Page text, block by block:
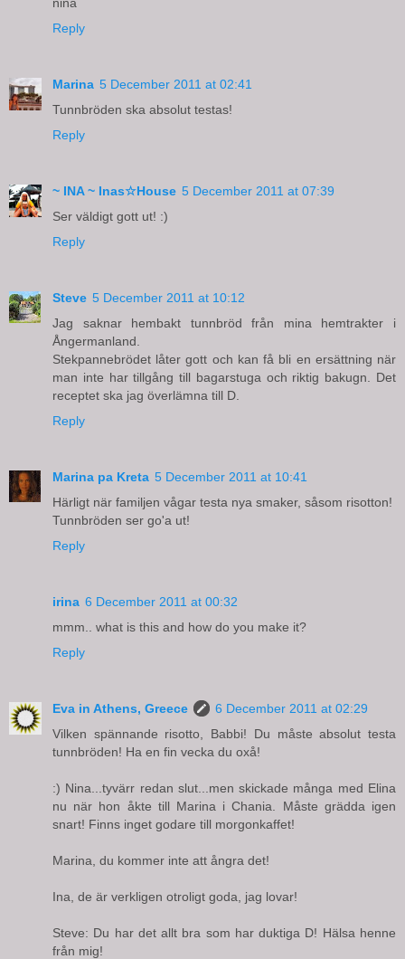
Reply
Marina 5 December 2011 at 02:41
Tunnbröden ska absolut testas!
Reply
~ INA ~ Inas☆House 5 December 2011 at 07:39
Ser väldigt gott ut! :)
Reply
Steve 5 December 2011 at 10:12
Jag saknar hembakt tunnbröd från mina hemtrakter i
Ångermanland.
Stekpannebrödet låter gott och kan få bli en ersättning när
man inte har tillgång till bagarstuga och riktig bakugn. Det
receptet ska jag överlämna till D.
Reply
Marina pa Kreta 5 December 2011 at 10:41
Härligt när familjen vågar testa nya smaker, såsom risotton!
Tunnbröden ser go'a ut!
Reply
irina 6 December 2011 at 00:32
mmm.. what is this and how do you make it?
Reply
Eva in Athens, Greece
6 December 2011 at 02:29
Vilken spännande risotto, Babbi! Du måste absolut testa
tunnbröden! Ha en fin vecka du oxå!
:) Nina...tyvärr redan slut...men skickade många med Elina
nu när hon åkte till Marina i Chania. Måste grädda igen
snart! Finns inget godare till morgonkaffet!
Marina, du kommer inte att ångra det!
Ina, de är verkligen otroligt goda, jag lovar!
Steve: Du har det allt bra som har duktiga D! Hälsa henne
från mig!